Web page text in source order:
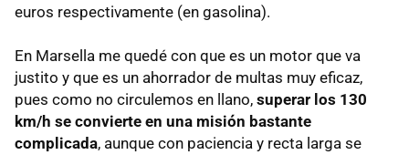
euros respectivamente (en gasolina).
En Marsella me quedé con que es un motor que va
justito y que es un ahorrador de multas muy eficaz,
pues como no circulemos en llano, superar los 130
km/h se convierte en una misión bastante
complicada, aunque con paciencia y recta larga se